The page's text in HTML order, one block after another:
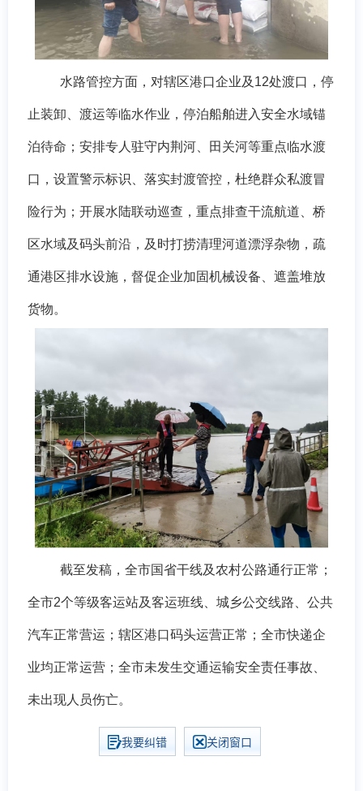
水路管控方面，对辖区港口企业及 12处渡口，停
止装卸、渡运等临水作业，停泊船舶进入安全水域锚
泊待命；安排专人驻守内荆河、田关河等重点临水渡
口，设置警示标识、落实封渡管控，杜绝群众私渡冒
险行为；开展水陆联动巡查，重点排查干流航道、桥
区水域及码头前沿，及时打捞清理河道漂浮杂物，疏
通港区排水设施，督促企业加固机械设备、遮盖堆放
货物。
截至发稿， 全市国省干线及农村公路通行正常 ；
全市2个等级客运站及客运班线、城乡公交线路、 公共
汽车正常营运 ；辖区港口码头运营正常 ；全市快递企
业均正常运营；全市未发生交通运输安全责任事故、
未出现人员伤亡。
我要纠错 关闭窗口